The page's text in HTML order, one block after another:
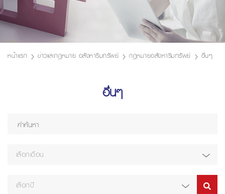
หน้าแรก ข่าวและกฎหมาย อสังหาริมทรัพย์ กฎหมายอสังหาริมทรัพย์ อื่นๆ
อื่นๆ
เลือกเดือน
เลือกปี